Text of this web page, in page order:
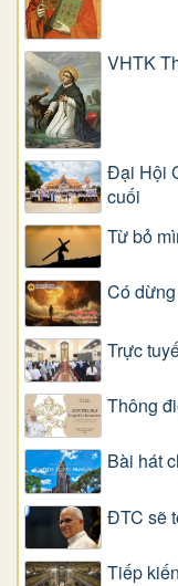
VHTK
Đại Hội
cuối
Từ bỏ
Có
Trực
Thông
Bài hát
ĐTC sẽ
Tiếp